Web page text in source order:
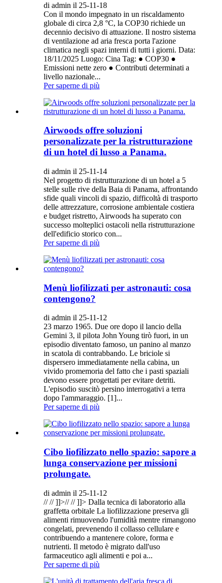
di admin il 25-11-18
Con il mondo impegnato in un riscaldamento
globale di circa 2,8 °C, la COP30 richiede un
decennio decisivo di attuazione. Il nostro sistema
di ventilazione ad aria fresca porta l'azione
climatica negli spazi interni di tutti i giorni. Data:
18/11/2025 Luogo: Cina Tag: ● COP30 ●
Emissioni nette zero ● Contributi determinati a
livello nazionale...
Per saperne di più
Airwoods offre soluzioni
personalizzate per la ristrutturazione
di un hotel di lusso a Panama.
di admin il 25-11-14
Nel progetto di ristrutturazione di un hotel a 5
stelle sulle rive della Baia di Panama, affrontando
sfide quali vincoli di spazio, difficoltà di trasporto
delle attrezzature, corrosione ambientale costiera
e budget ristretto, Airwoods ha superato con
successo molteplici ostacoli nella ristrutturazione
dell'edificio storico con...
Per saperne di più
Menù liofilizzati per astronauti: cosa
contengono?
di admin il 25-11-12
23 marzo 1965. Due ore dopo il lancio della
Gemini 3, il pilota John Young tirò fuori, in un
episodio diventato famoso, un panino al manzo
in scatola di contrabbando. Le briciole si
dispersero immediatamente nella cabina, un
vivido promemoria del fatto che i pasti spaziali
devono essere progettati per evitare detriti.
L'episodio suscitò persino interrogativi a terra
dopo l'ammaraggio. [1]...
Per saperne di più
Cibo liofilizzato nello spazio: sapore a
lunga conservazione per missioni
prolungate.
di admin il 25-11-12
// // ]]>// // ]]> Dalla tecnica di laboratorio alla
graffetta orbitale La liofilizzazione preserva gli
alimenti rimuovendo l'umidità mentre rimangono
congelati, prevenendo il collasso cellulare e
contribuendo a mantenere colore, forma e
nutrienti. Il metodo è migrato dall'uso
farmaceutico agli alimenti e poi a...
Per saperne di più